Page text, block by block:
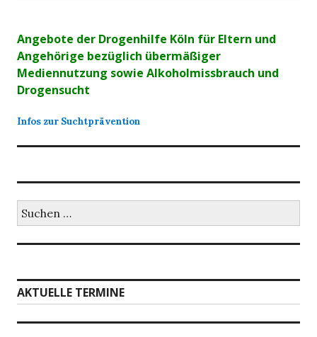
Angebote der Drogenhilfe Köln für Eltern und
Angehörige bezüglich übermäßiger
Mediennutzung sowie Alkoholmissbrauch und
Drogensucht
Infos zur Suchtprävention
nach:
AKTUELLE TERMINE